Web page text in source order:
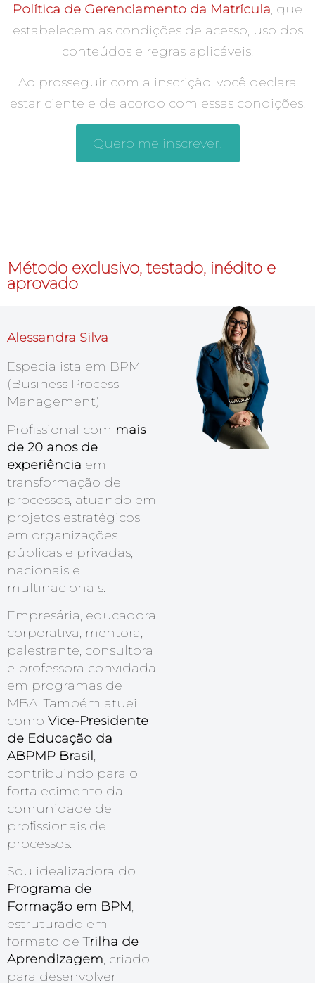
Política de Gerenciamento da Matrícula, que
estabelecem as condições de acesso, uso dos
conteúdos e regras aplicáveis.
Ao prosseguir com a inscrição, você declara
estar ciente e de acordo com essas condições.
Quero me inscrever!
Método exclusivo, testado, inédito e
aprovado
Alessandra Silva
Especialista em BPM
(Business Process
Management)
Profissional com mais
de 20 anos de
experiência em
transformação de
processos, atuando em
projetos estratégicos
em organizações
públicas e privadas,
nacionais e
multinacionais.
Empresária, educadora
corporativa, mentora,
palestrante, consultora
e professora convidada
em programas de
MBA. Também atuei
como Vice-Presidente
de Educação da
ABPMP Brasil,
contribuindo para o
fortalecimento da
comunidade de
profissionais de
processos.
Sou idealizadora do
Programa de
Formação em BPM,
estruturado em
formato deTrilha de
Aprendizagem, criado
para desenvolver